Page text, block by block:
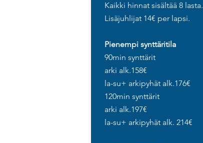
Kaikki hinnat sisältää 8 lasta.
Lisäjuhlijat 14€ per lapsi.
Pienempi synttäritila
90min synttärit
arki alk.158€
la-su+ arkipyhät alk.176€
120min synttärit
arki alk.197€
la-su+ arkipyhät alk. 214€